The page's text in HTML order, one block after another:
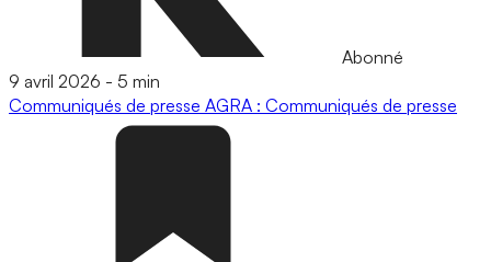
Abonné
9 avril 2026 - 5 min
Communiqués de presse AGRA : Communiqués de presse